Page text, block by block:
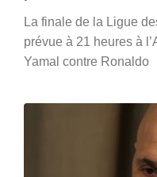
La finale de la Ligue
prévue à 21 heures à
Yamal contre Ronaldo